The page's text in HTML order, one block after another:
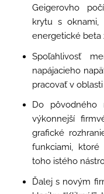
Geigerovho
krytu s
energetické beta
Spoľahlivosť
napájacieho
pracovať v
Do pôvodného
výkonnejší
grafické
funkciami, ktoré
toho istého
Ďalej s novým